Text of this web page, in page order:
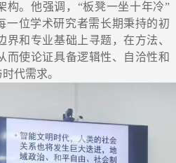
构。他强调，“板凳一坐十年冷”
一位学术研究者需长期秉持的初
和专业基础上寻题，在方法、
而使论证具备逻辑性、自洽性和
代需求。